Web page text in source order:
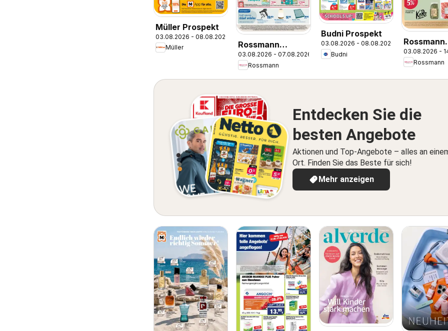
Müller Prospekt
03.08.2026 - 08.08.2026
Müller
Rossmann
Prospekt
03.08.2026 - 07.08.2026
Rossmann
Budni Prospekt
03.08.2026 - 08.08.2026
Budni
Rossmann
03.08.2026 -
Rossmann
Entdecken Sie die
besten Angebote
Aktionen und Top-Angebote – alles an
Ort. Finden Sie das Beste für sich!
Mehr anzeigen